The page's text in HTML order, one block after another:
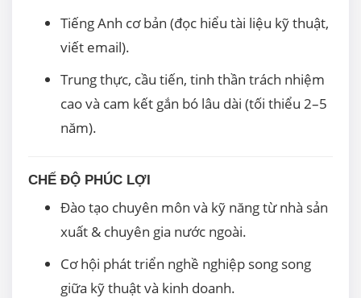
Tiếng Anh cơ bản (đọc hiểu tài liệu kỹ thuật,
viết email).
Trung thực, cầu tiến, tinh thần trách nhiệm
cao và cam kết gắn bó lâu dài (tối thiểu 2–5
năm).
CHẾ ĐỘ PHÚC LỢI
Đào tạo chuyên môn và kỹ năng từ nhà sản
xuất & chuyên gia nước ngoài.
Cơ hội phát triển nghề nghiệp song song
giữa kỹ thuật và kinh doanh.